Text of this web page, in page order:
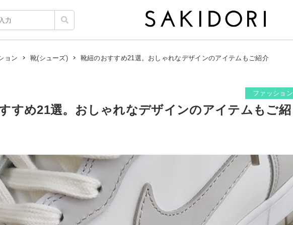
ョン 靴(シューズ) 靴紐のおすすめ21選。おしゃれなデザインのアイテムもご紹介
ファッション
すめ21選。おしゃれなデザインのアイテムもご紹